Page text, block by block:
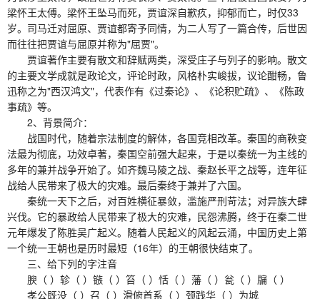
梁怀王太傅。梁怀王坠马而死，贾谊深自歉疚，抑郁而亡，时仅33
岁。司马迁对屈原、贾谊都寄予同情，为二人写了一篇合传，后世因
而往往把贾谊与屈原并称为"屈贾"。
贾谊著作主要有散文和辞赋两类，深受庄子与列子的影响。散文
的主要文学成就是政论文，评论时政，风格朴实峻拔，议论酣畅，鲁
迅称之为"西汉鸿文"，代表作有《过秦论》、《论积贮疏》、《陈政
事疏》等。
2、背景简介：
战国时代，随着宗法制度的解体，各国竞相改革。秦国的商鞅变
法最为彻底，功效卓著，秦国空前强大起来，于是以秦统一为主线的
多年的兼并战争开始了。如齐魏马陵之战、秦赵长平之战等，连年征
战给人民带来了极大的灾难。最后秦终于兼并了六国。
秦统一天下之后，对百姓横征暴敛，滥施严刑苛法；对异族大肆
兴伐。它的暴政给人民带来了极大的灾难，民怨沸腾，终于在秦二世
元年爆发了陈胜吴广起义。随着人民起义的风起云涌，中国历史上第
一个统一王朝也是历时最短（16年）的王朝很快结束了。
三、给下列的字注音
腴（ ）轸（ ）镞（ ）笞（ ）恬（ ）藩（ ）瓮（ ）牖（ ）
孝公既没（ ）召（ ）滑俯首系（ ）颈践华（ ）为城